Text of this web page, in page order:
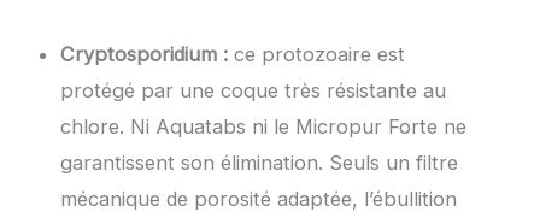
Cryptosporidium : ce protozoaire est
protégé par une coque très résistante au
chlore. Ni Aquatabs ni le Micropur Forte ne
garantissent son élimination. Seuls un filtre
mécanique de porosité adaptée, l’ébullition